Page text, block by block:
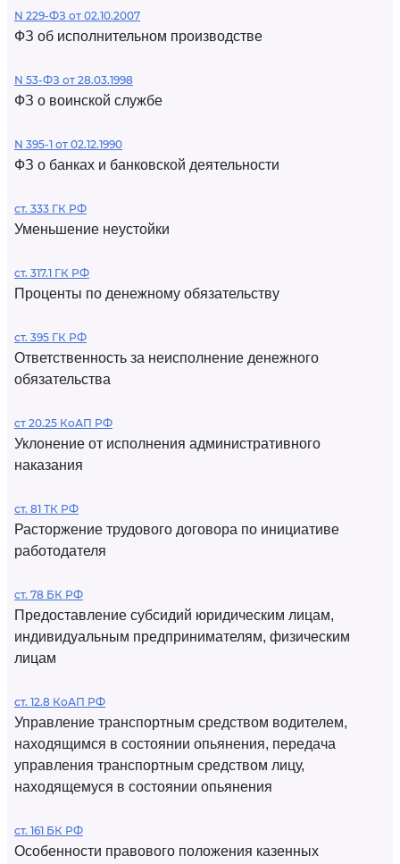
N 229-ФЗ от 02.10.2007
ФЗ об исполнительном производстве
N 53-ФЗ от 28.03.1998
ФЗ о воинской службе
N 395-1 от 02.12.1990
ФЗ о банках и банковской деятельности
ст. 333 ГК РФ
Уменьшение неустойки
ст. 317.1 ГК РФ
Проценты по денежному обязательству
ст. 395 ГК РФ
Ответственность за неисполнение денежного
обязательства
ст 20.25 КоАП РФ
Уклонение от исполнения административного
наказания
ст. 81 ТК РФ
Расторжение трудового договора по инициативе
работодателя
ст. 78 БК РФ
Предоставление субсидий юридическим лицам,
индивидуальным предпринимателям, физическим
лицам
ст. 12.8 КоАП РФ
Управление транспортным средством водителем,
находящимся в состоянии опьянения, передача
управления транспортным средством лицу,
находящемуся в состоянии опьянения
ст. 161 БК РФ
Особенности правового положения казенных